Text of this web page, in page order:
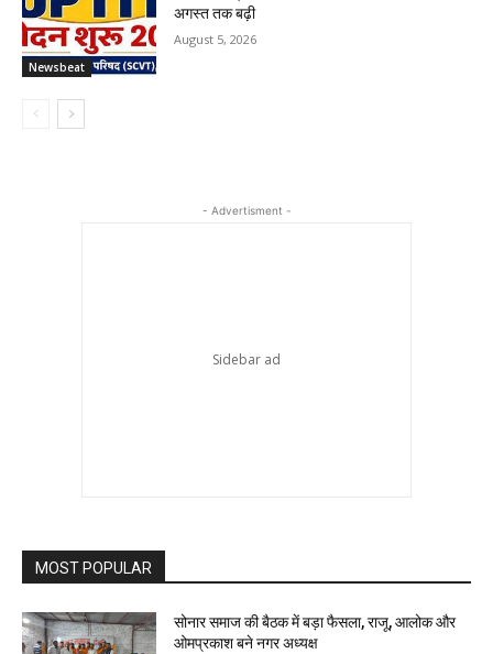
Newsbeat
अगस्त तक बढ़ी
August 5, 2026
- Advertisment -
MOST POPULAR
सोनार समाज की बैठक में बड़ा फैसला, राजू, आलोक और
ओमप्रकाश बने नगर अध्यक्ष